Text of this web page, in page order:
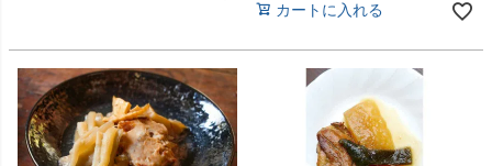
カートに入れる